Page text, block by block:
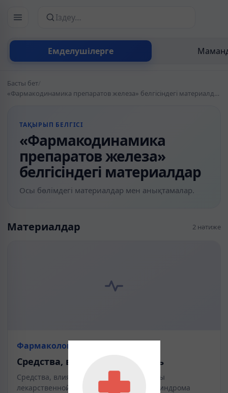
Емделушілерге
Сайттан іздеу
Басты бет/
«Фармакодинамика препаратов железа» белгісіндегі материалдар
ТАҚЫРЫП БЕЛГІСІ
«Фармакодинамика
препаратов железа»
белгісіндегі материалдар
Осы бөлімдегі материалдар мен анықтамалар.
Материалдар 2 нәтиже
Фармакология
Средства, влияющие на кровь
Средства, влияющие на кровь Принципы
лекарственной терапии анемического синдрома